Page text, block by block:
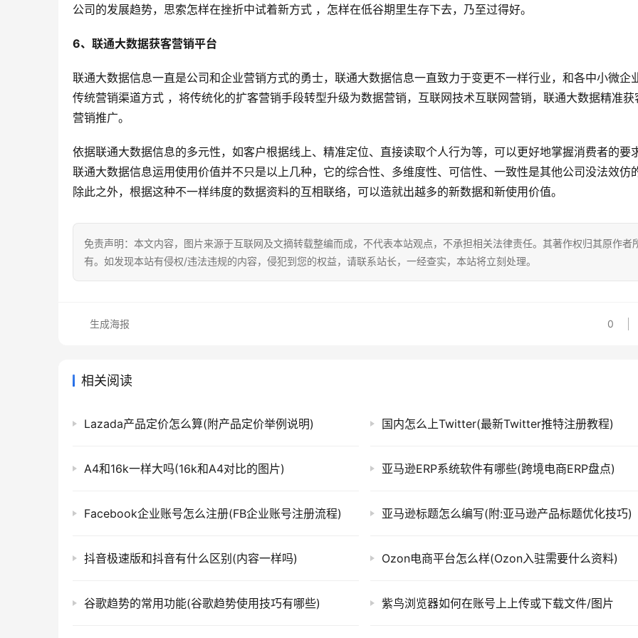
公司的发展趋势，思索怎样在挫折中试着新方式 ，怎样在低谷期里生存下去，乃至过得好。
6、联通大数据获客营销平台
联通大数据信息一直是公司和企业营销方式的勇士，联通大数据信息一直致力于变更不一样行业，和各中小微企
传统营销渠道方式 ，将传统化的扩客营销手段转型升级为数据营销，互联网技术互联网营销，联通大数据精准获
营销推广。
依据联通大数据信息的多元性，如客户根据线上、精准定位、直接读取个人行为等，可以更好地掌握消费者的要求
联通大数据信息运用使用价值并不只是以上几种，它的综合性、多维度性、可信性、一致性是其他公司没法效仿的
除此之外，根据这种不一样纬度的数据资料的互相联络，可以造就出越多的新数据和新使用价值。
免责声明：本文内容，图片来源于互联网及文摘转载整编而成，不代表本站观点，不承担相关法律责任。其著作权归其原作者
有。如发现本站有侵权/违法违规的内容，侵犯到您的权益，请联系站长，一经查实，本站将立刻处理。
0
生成海报
相关阅读
Lazada产品定价怎么算(附产品定价举例说明) 国内怎么上Twitter(最新Twitter推特注册教程)
A4和16k一样大吗(16k和A4对比的图片) 亚马逊ERP系统软件有哪些(跨境电商ERP盘点)
Facebook企业账号怎么注册(FB企业账号注册流程) 亚马逊标题怎么编写(附:亚马逊产品标题优化技巧)
抖音极速版和抖音有什么区别(内容一样吗) Ozon电商平台怎么样(Ozon入驻需要什么资料)
谷歌趋势的常用功能(谷歌趋势使用技巧有哪些) 紫鸟浏览器如何在账号上上传或下载文件/图片